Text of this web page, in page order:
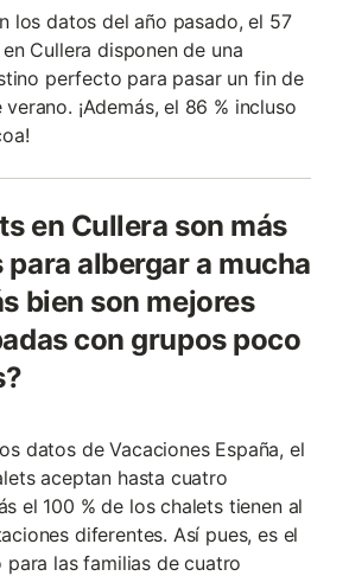
los datos del año pasado, el 57
Cullera disponen de una
perfecto para pasar un fin de
¡Además, el 86 % incluso
en Cullera son más
albergar a mucha
bien son mejores
con grupos poco
datos de Vacaciones España, el
aceptan hasta cuatro
el 100 % de los chalets tienen al
diferentes. Así pues, es el
las familias de cuatro